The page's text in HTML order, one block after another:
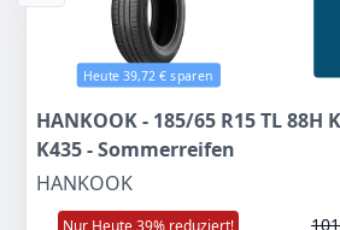
Schnelle Kompatibilitätsprüfung
Werktag: Sie sind sich nicht
passt? Senden Sie uns einfach die
Fahrzeugidentifikationsnummer
Nummer Ihres Fahrzeugs.
die Kompatibilität und geben
Werktages Rückmeldung!
Kompatibel mit: VW GOLF VII
(5G1,BQ1,BE1,BE2,BA5,BV5), GOLF
Heute 39,72 € sparen
HANKOOK - 185/65 R15 TL 88H
K435 - Sommerreifen
HANKOOK
Nur Heute 39% reduziert!